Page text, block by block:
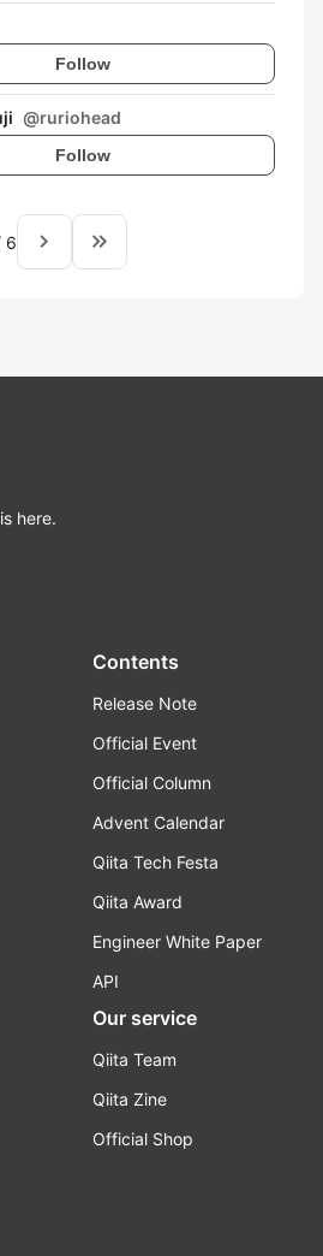
Follow
@ruriohead
Follow
6 navigate_next keyboard_double_arrow_right
here.
Contents
Release Note
Official Event
Official Column
Advent Calendar
Qiita Tech Festa
Qiita Award
Engineer White Paper
API
Our service
Qiita Team
Qiita Zine
Official Shop